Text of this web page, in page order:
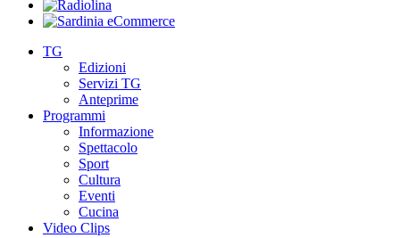
TG
Edizioni
Servizi TG
Anteprime
Programmi
Informazione
Spettacolo
Sport
Cultura
Eventi
Cucina
Video Clips